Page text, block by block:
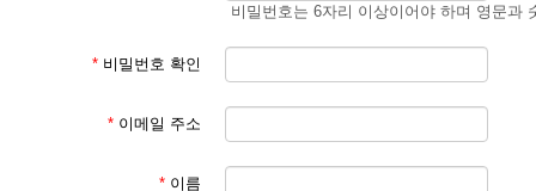
비밀번호는 6자리 이상이어야 하며 영문과
* 비밀번호 확인
* 이메일 주소
* 이름